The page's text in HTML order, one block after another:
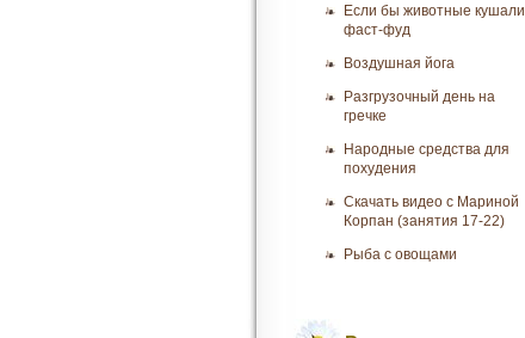
Если бы животные кушали
фаст-фуд
Воздушная йога
Разгрузочный день на
гречке
Народные средства для
похудения
Скачать видео с Мариной
Корпан (занятия 17-22)
Рыба с овощами